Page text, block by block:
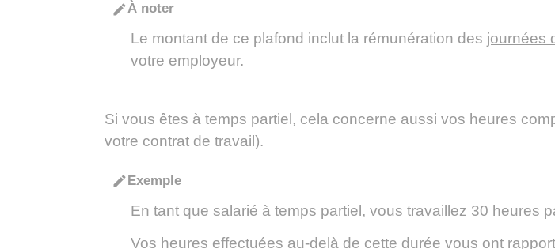
editÀ noter
Le montant de ce plafond inclut la rémunération des journées
votre employeur.
Si vous êtes à temps partiel, cela concerne aussi vos heures
votre contrat de travail).
editExemple
En tant que salarié à temps partiel, vous travaillez 30 heures
Vos heures effectuées au-delà de cette durée vous ont